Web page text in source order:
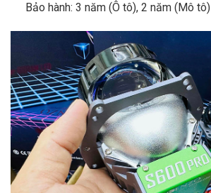
Bảo hành: 3 năm (Ô tô), 2 năm (Mô tô)